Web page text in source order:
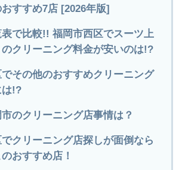
おすすめ7店 [2026年版]
で比較!! 福岡市西区でスーツ上
クリーニング料金が安いのは!?
その他のおすすめクリーニング
は!?
のクリーニング店事情は？
クリーニング店探しが面倒なら
おすすめ店！